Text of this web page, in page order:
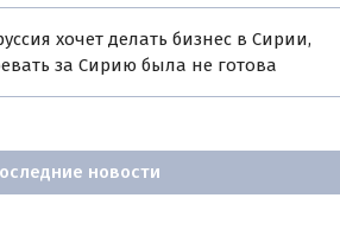
хочет делать бизнес в Сирии,
за Сирию была не готова
новости